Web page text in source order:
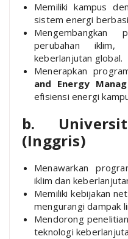
Memiliki kampus
sistem energi
Mengembangkan
perubahan
keberlanjutan global.
Menerapkan
and Energy
efisiensi energi
b.
(Inggris)
Menawarkan
iklim dan
Memiliki kebijakan
mengurangi dampak
Mendorong
teknologi